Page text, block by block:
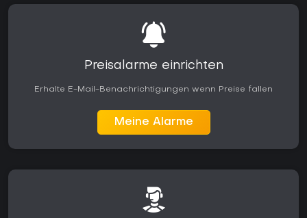
Preisalarme einrichten
Erhalte E-Mail-Benachrichtigungen wenn Preise fallen
Meine Alarme